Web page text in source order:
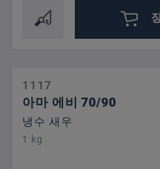
1117
아마 에비 70/90
냉수 새우
1 kg